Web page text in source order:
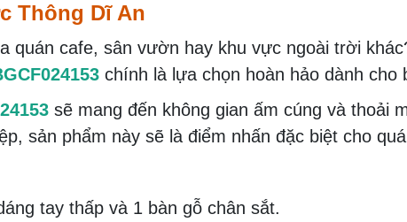
Thông Dĩ An
quán cafe, sân vườn hay khu vực ngoài trời
chính là lựa chọn hoàn hảo dành cho
sẽ mang đến không gian ấm cúng và thoải
sản phẩm này sẽ là điểm nhấn đặc biệt cho
tay thấp và 1 bàn gỗ chân sắt.